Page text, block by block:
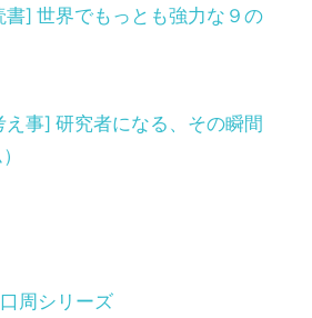
] 世界でもっとも強力な９の
事] 研究者になる、その瞬間
周シリーズ